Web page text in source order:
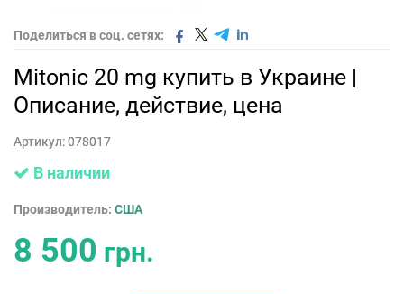
Поделиться в соц. сетях:
Mitonic 20 mg купить в Украине |
Описание, действие, цена
Артикул:078017
В наличии
Производитель: США
8 500 грн.